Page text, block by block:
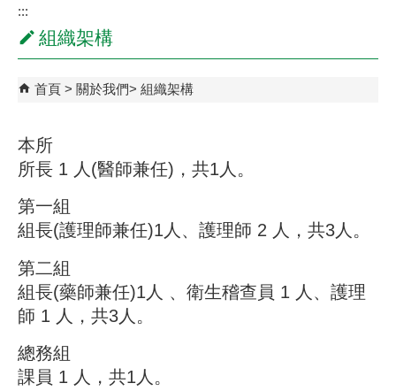
:::
組織架構
首頁 關於我們 組織架構
本所
所長 1 人(醫師兼任)，共1人。
第一組
組長(護理師兼任)1人、護理師 2 人，共3人。
第二組
組長(藥師兼任)1人 、衛生稽查員 1 人、護理
師 1 人，共3人。
總務組
課員 1 人，共1人。